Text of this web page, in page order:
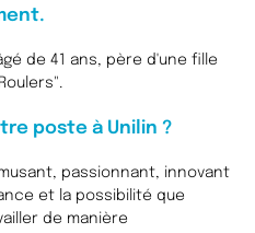
de 41 ans, père d'une fille
poste à Unilin ?
passionnant, innovant
et la possibilité que
de manière